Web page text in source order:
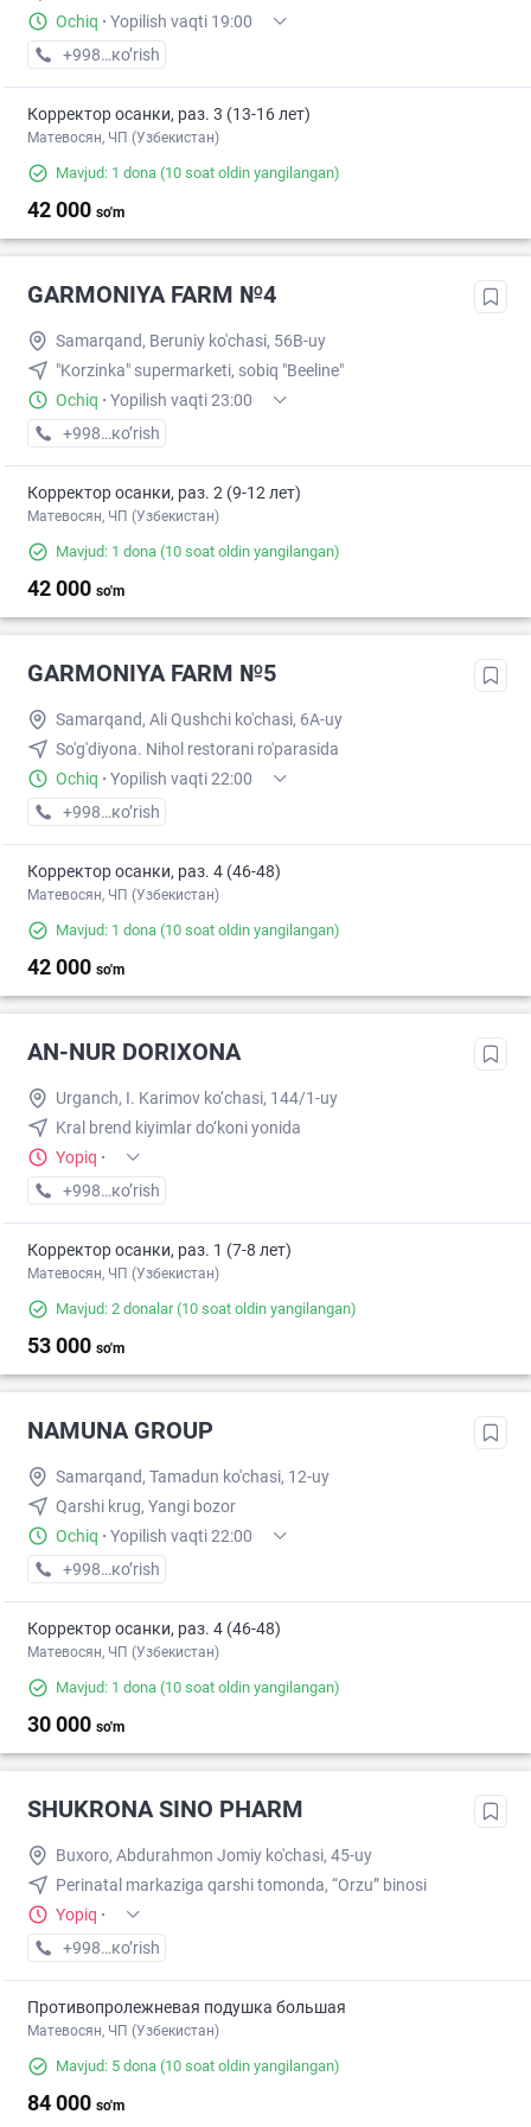
Ochiq · Yopilish vaqti 19:00
+998 (95) XXX-XX-XX
кo’rish
Корректор осанки, раз. 3 (13-16 лет)
Матевосян, ЧП (Узбекистан)
Mavjud: 1 dona (10 soat oldin yangilangan)
42 000 so'm
GARMONIYA FARM №4
Samarqand, Beruniy ko'chasi, 56B-uy
"Korzinka" supermarketi, sobiq "Beeline"
Ochiq · Yopilish vaqti 23:00
+998 (95) XXX-XX-XX
кo’rish
Корректор осанки, раз. 2 (9-12 лет)
Матевосян, ЧП (Узбекистан)
Mavjud: 1 dona (10 soat oldin yangilangan)
42 000 so'm
GARMONIYA FARM №5
Samarqand, Ali Qushchi ko'chasi, 6A-uy
So'g'diyona. Nihol restorani ro'parasida
Ochiq · Yopilish vaqti 22:00
+998 (95) XXX-XX-XX
кo’rish
Корректор осанки, раз. 4 (46-48)
Матевосян, ЧП (Узбекистан)
Mavjud: 1 dona (10 soat oldin yangilangan)
42 000 so'm
AN-NUR DORIXONA
Urganch, I. Karimov ko‘chasi, 144/1-uy
Kral brend kiyimlar do‘koni yonida
Yopiq ·
+998 (95) XXX-XX-XX
кo’rish
Корректор осанки, раз. 1 (7-8 лет)
Матевосян, ЧП (Узбекистан)
Mavjud: 2 donalar(10 soat oldin yangilangan)
53 000 so'm
NAMUNA GROUP
Samarqand, Tamadun ko'chasi, 12-uy
Qarshi krug, Yangi bozor
Ochiq · Yopilish vaqti 22:00
+998 (90) XXX-XX-XX
кo’rish
Корректор осанки, раз. 4 (46-48)
Матевосян, ЧП (Узбекистан)
Mavjud: 1 dona (10 soat oldin yangilangan)
30 000 so'm
SHUKRONA SINO PHARM
Buxoro, Abdurahmon Jomiy ko'chasi, 45-uy
Perinatal markaziga qarshi tomonda, “Orzu” binosi
Yopiq ·
+998 (95) XXX-XX-XX
кo’rish
Противопролежневая подушка большая
Матевосян, ЧП (Узбекистан)
Mavjud: 5 dona (10 soat oldin yangilangan)
84 000 so'm